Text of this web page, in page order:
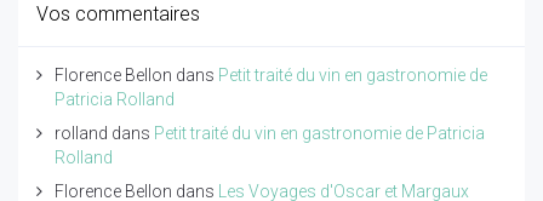
Vos commentaires
Florence Bellon dans Petit traité du vin en gastronomie de
Patricia Rolland
rolland dans Petit traité du vin en gastronomie de Patricia
Rolland
Florence Bellon dans Les Voyages d'Oscar et Margaux